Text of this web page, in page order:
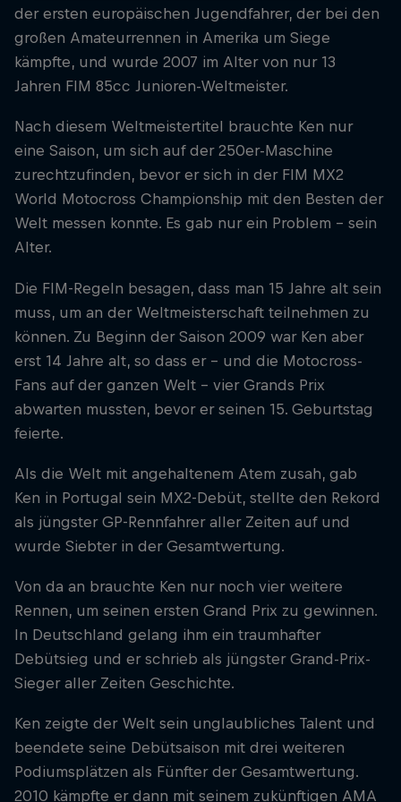
der ersten europäischen Jugendfahrer, der bei den
großen Amateurrennen in Amerika um Siege
kämpfte, und wurde 2007 im Alter von nur 13
Jahren FIM 85cc Junioren-Weltmeister.
Nach diesem Weltmeistertitel brauchte Ken nur
eine Saison, um sich auf der 250er-Maschine
zurechtzufinden, bevor er sich in der FIM MX2
World Motocross Championship mit den Besten der
Welt messen konnte. Es gab nur ein Problem - sein
Alter.
Die FIM-Regeln besagen, dass man 15 Jahre alt sein
muss, um an der Weltmeisterschaft teilnehmen zu
können. Zu Beginn der Saison 2009 war Ken aber
erst 14 Jahre alt, so dass er - und die Motocross-
Fans auf der ganzen Welt - vier Grands Prix
abwarten mussten, bevor er seinen 15. Geburtstag
feierte.
Als die Welt mit angehaltenem Atem zusah, gab
Ken in Portugal sein MX2-Debüt, stellte den Rekord
als jüngster GP-Rennfahrer aller Zeiten auf und
wurde Siebter in der Gesamtwertung.
Von da an brauchte Ken nur noch vier weitere
Rennen, um seinen ersten Grand Prix zu gewinnen.
In Deutschland gelang ihm ein traumhafter
Debütsieg und er schrieb als jüngster Grand-Prix-
Sieger aller Zeiten Geschichte.
Ken zeigte der Welt sein unglaubliches Talent und
beendete seine Debütsaison mit drei weiteren
Podiumsplätzen als Fünfter der Gesamtwertung.
2010 kämpfte er dann mit seinem zukünftigen AMA